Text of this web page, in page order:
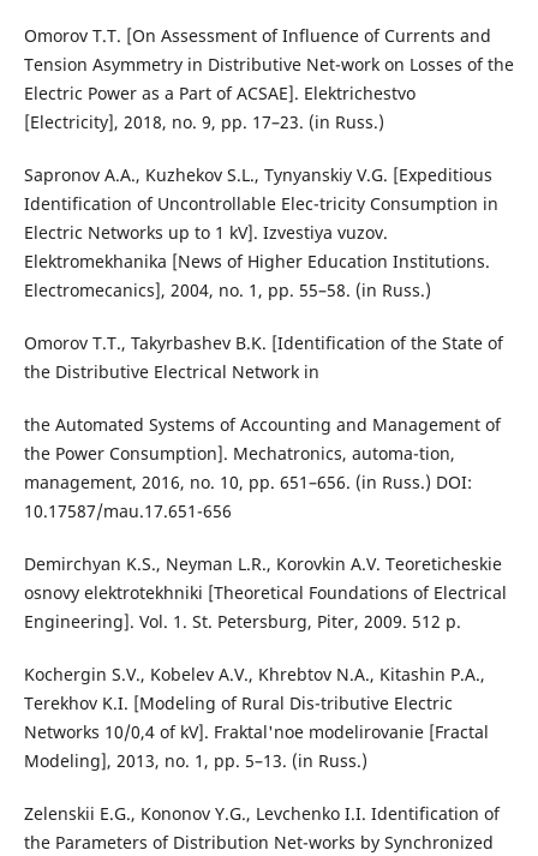
Omorov T.T. [On Assessment of Influence of Currents and
Tension Asymmetry in Distributive Net-work on Losses of the
Electric Power as a Part of ACSAE]. Elektrichestvo
[Electricity], 2018, no. 9, pp. 17–23. (in Russ.)
Sapronov A.A., Kuzhekov S.L., Tynyanskiy V.G. [Expeditious
Identification of Uncontrollable Elec-tricity Consumption in
Electric Networks up to 1 kV]. Izvestiya vuzov.
Elektromekhanika [News of Higher Education Institutions.
Electromecanics], 2004, no. 1, pp. 55–58. (in Russ.)
Omorov T.T., Takyrbashev B.K. [Identification of the State of
the Distributive Electrical Network in
the Automated Systems of Accounting and Management of
the Power Consumption]. Mechatronics, automa-tion,
management, 2016, no. 10, pp. 651–656. (in Russ.) DOI:
10.17587/mau.17.651-656
Demirchyan K.S., Neyman L.R., Korovkin A.V. Teoreticheskie
osnovy elektrotekhniki [Theoretical Foundations of Electrical
Engineering]. Vol. 1. St. Petersburg, Piter, 2009. 512 p.
Kochergin S.V., Kobelev A.V., Khrebtov N.A., Kitashin P.A.,
Terekhov K.I. [Modeling of Rural Dis-tributive Electric
Networks 10/0,4 of kV]. Fraktal'noe modelirovanie [Fractal
Modeling], 2013, no. 1, pp. 5–13. (in Russ.)
Zelenskii E.G., Kononov Y.G., Levchenko I.I. Identification of
the Parameters of Distribution Net-works by Synchronized